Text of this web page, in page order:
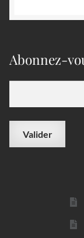
Abonnez-